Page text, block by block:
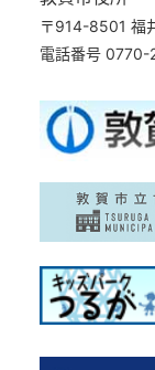
〒914-8501 福
電話番号 0770-